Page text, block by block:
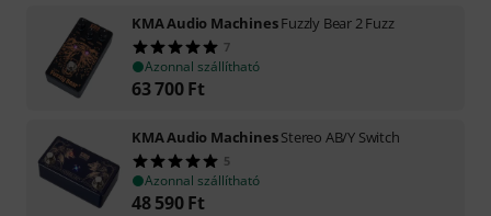
KMA Audio MachinesFuzzly Bear 2 Fuzz
7
Azonnal szállítható
63 700 Ft
KMA Audio MachinesStereo AB/Y Switch
5
Azonnal szállítható
48 590 Ft